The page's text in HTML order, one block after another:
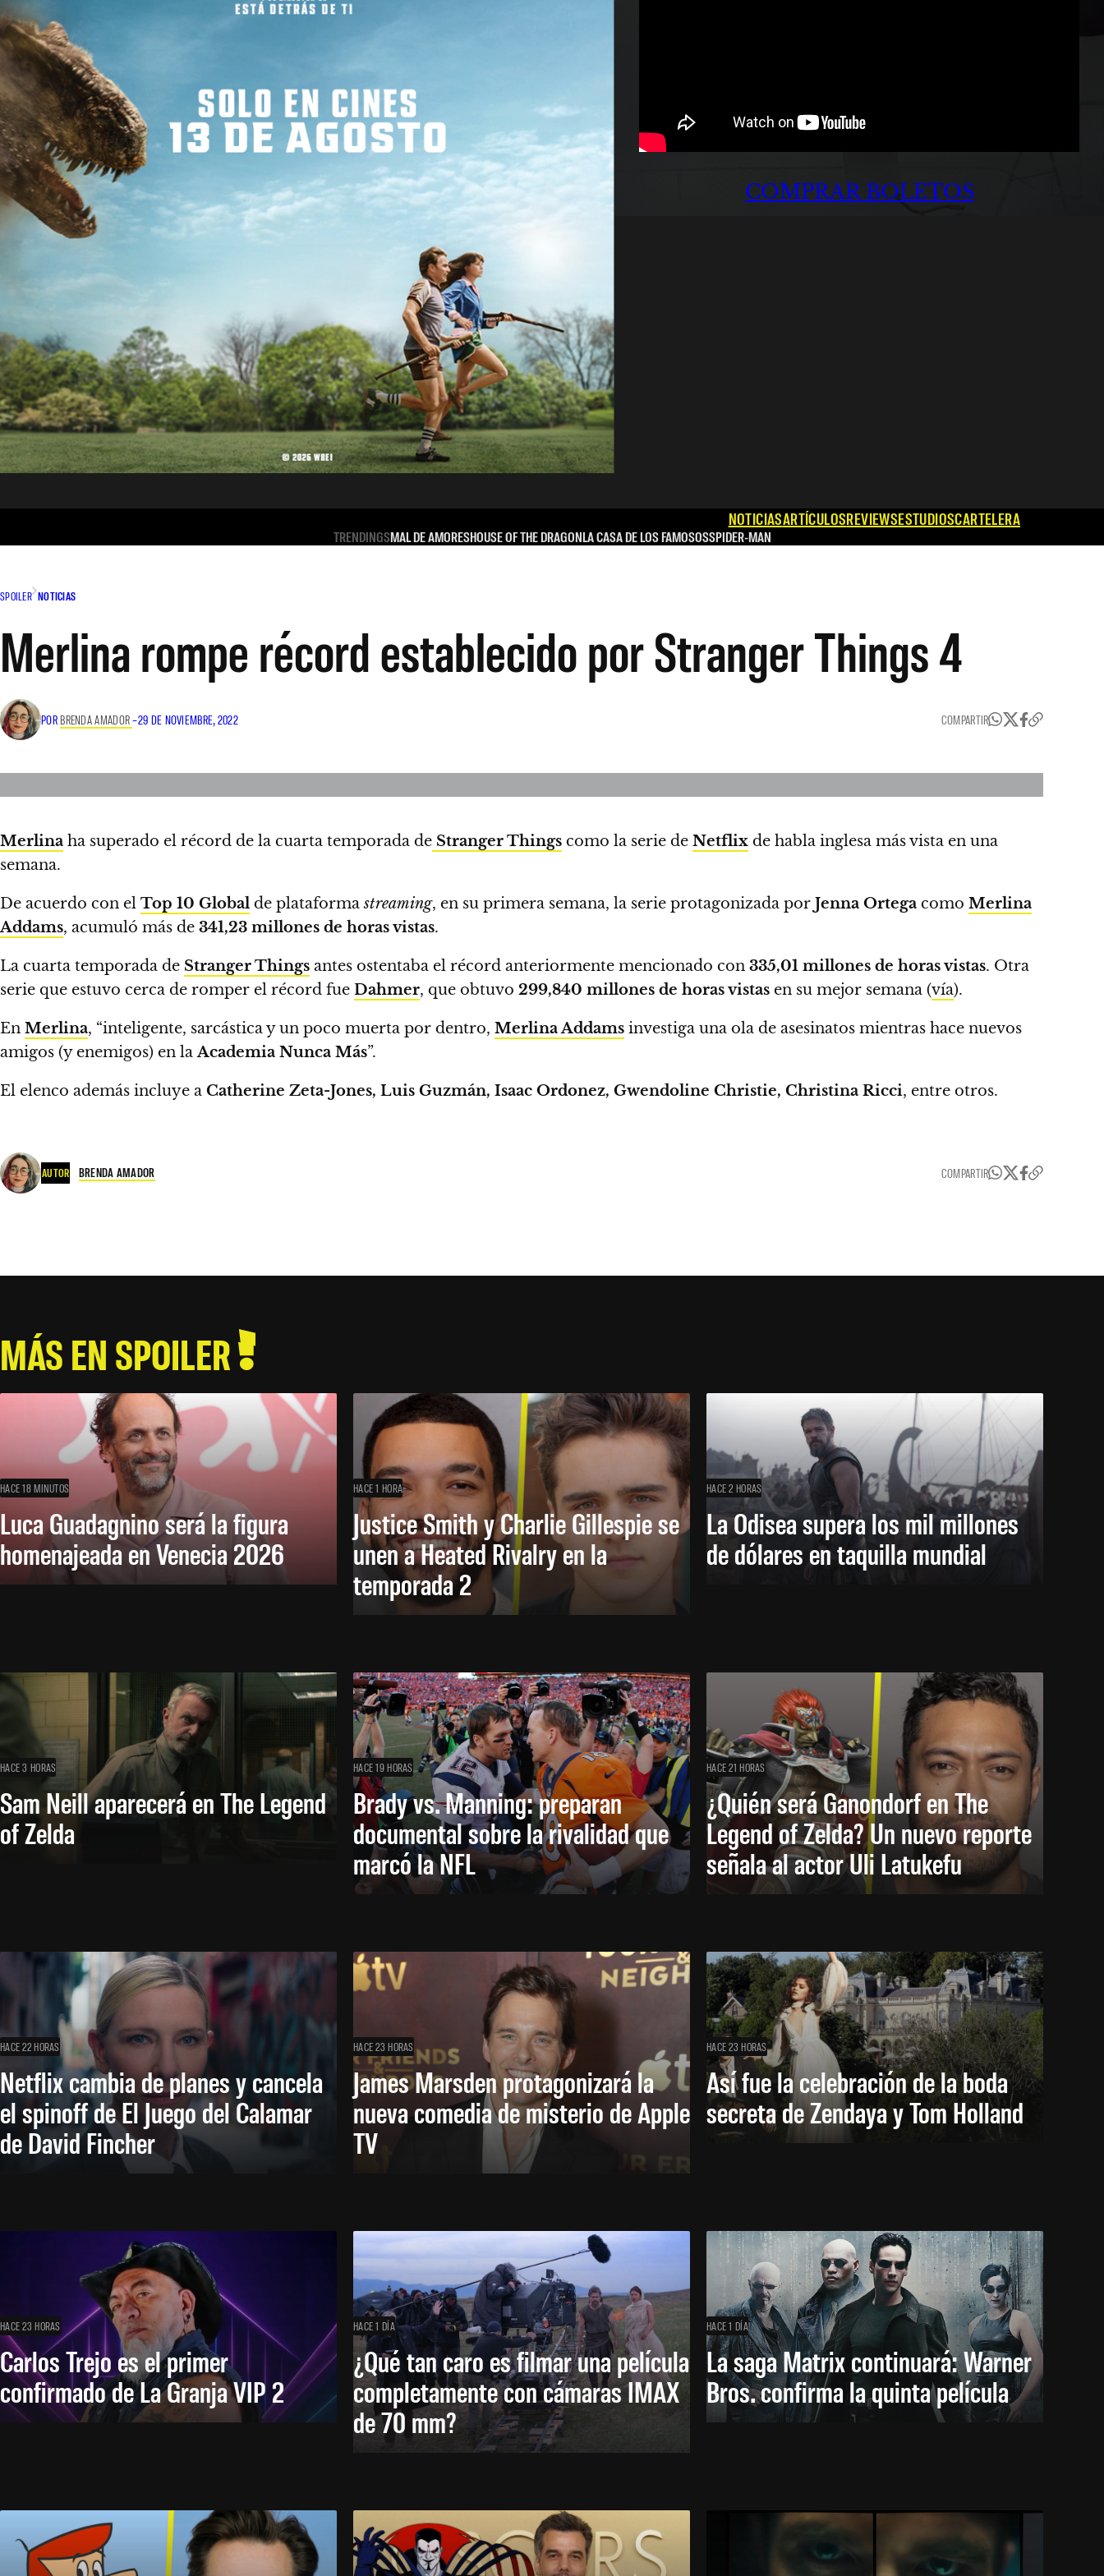
COMPRAR BOLETOS
NOTICIASARTÍCULOSREVIEWSESTUDIOSCARTELERA
TRENDINGSMAL DE AMORESHOUSE OF THE DRAGONLA CASA DE LOS FAMOSOSSPIDER-MAN
SPOILER NOTICIAS
Merlina rompe récord establecido por Stranger Things 4
POR BRENDA AMADOR–29 DE NOVIEMBRE, 2022 COMPARTIR
Merlina ha superado el récord de la cuarta temporada de Stranger Things como la serie de Netflix de habla inglesa más vista en una
semana.
De acuerdo con el Top 10 Global de plataformastreaming, en su primera semana, la serie protagonizada por Jenna Ortega como Merlina
Addams, acumuló más de 341,23 millones de horas vistas.
La cuarta temporada de Stranger Things antes ostentaba el récord anteriormente mencionado con 335,01 millones de horas vistas. Otra
serie que estuvo cerca de romper el récord fue Dahmer, que obtuvo 299,840 millones de horas vistas en su mejor semana (vía).
En Merlina, “inteligente, sarcástica y un poco muerta por dentro, Merlina Addams investiga una ola de asesinatos mientras hace nuevos
amigos (y enemigos) en laAcademia Nunca Más”.
El elenco además incluye a Catherine Zeta-Jones, Luis Guzmán, Isaac Ordonez, Gwendoline Christie, Christina Ricci, entre otros.
AUTOR BRENDA AMADOR COMPARTIR
MÁS EN SPOILER
HACE 18 MINUTOS
Luca Guadagnino será la figura
homenajeada en Venecia 2026
HACE 1 HORA
Justice Smith y Charlie Gillespie se
unen a Heated Rivalry en la
temporada 2
HACE 2 HORAS
La Odisea supera los mil millones
de dólares en taquilla mundial
HACE 3 HORAS
Sam Neill aparecerá en The Legend
of Zelda
HACE 19 HORAS
Brady vs. Manning: preparan
documental sobre la rivalidad que
marcó la NFL
HACE 21 HORAS
¿Quién será Ganondorf en The
Legend of Zelda? Un nuevo reporte
señala al actor Uli Latukefu
HACE 22 HORAS
Netflix cambia de planes y cancela
el spinoff de El Juego del Calamar
de David Fincher
HACE 23 HORAS
James Marsden protagonizará la
nueva comedia de misterio de Apple
TV
HACE 23 HORAS
Así fue la celebración de la boda
secreta de Zendaya y Tom Holland
HACE 23 HORAS
Carlos Trejo es el primer
confirmado de La Granja VIP 2
HACE 1 DÍA
¿Qué tan caro es filmar una película
completamente con cámaras IMAX
de 70 mm?
HACE 1 DÍA
La saga Matrix continuará: Warner
Bros. confirma la quinta película